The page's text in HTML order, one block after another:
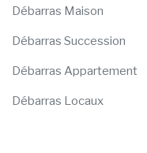
Débarras Maison
Débarras Succession
Débarras Appartement
Débarras Locaux